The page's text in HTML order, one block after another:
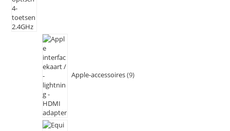
Apple-accessoires 9